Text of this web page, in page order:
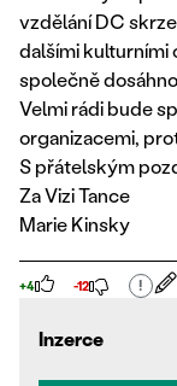
vzdělání DC
dalšími kulturními
společně
Velmi rádi bude
organizacemi,
S přátelským
Za Vizi Tance
Marie Kinsky
+4 -12 !
Inzerce